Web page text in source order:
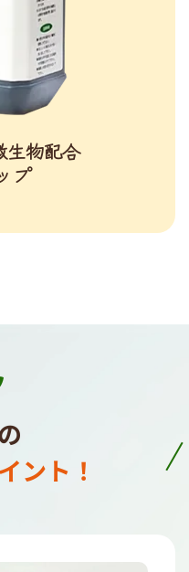
生物配合
プ
ント！